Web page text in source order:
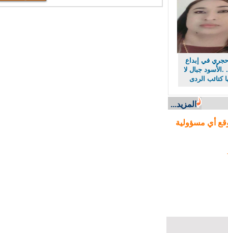
في إبداع
جبال لا
الردى
المزيد...
أي مسؤولية